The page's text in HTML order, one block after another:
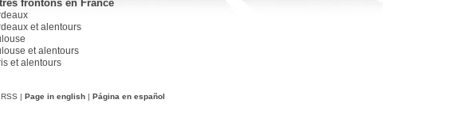
frontons en France
et alentours
et alentours
et alentours
| Page in english | Página en español